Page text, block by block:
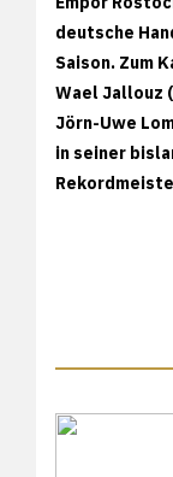
deutsche
Saison. Zum
Wael Jallouz
Jörn-Uwe
in seiner